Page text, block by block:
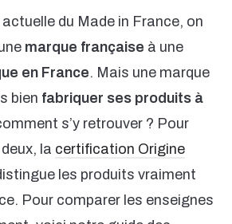
du Made in France, on
marque française à une
en France. Mais une marque
bien fabriquer ses produits à
s’y retrouver ? Pour
la certification Origine
les produits vraiment
Pour comparer les enseignes